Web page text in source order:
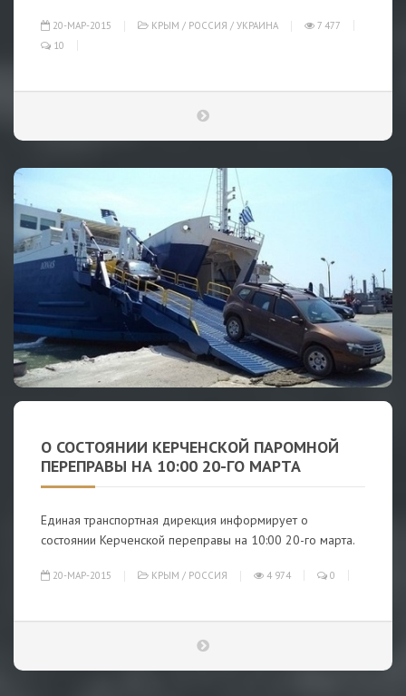
20-МАР-2015 КРЫМ / РОССИЯ / УКРАИНА
7 477
10
О СОСТОЯНИИ КЕРЧЕНСКОЙ ПАРОМНОЙ
ПЕРЕПРАВЫ НА 10:00 20-ГО МАРТА
Единая транспортная дирекция информирует о
состоянии Керченской переправы на 10:00 20-го марта.
20-МАР-2015 КРЫМ / РОССИЯ 4 974 0